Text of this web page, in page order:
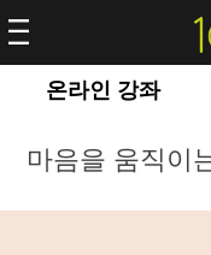
온라인 강좌
마음을 움직이